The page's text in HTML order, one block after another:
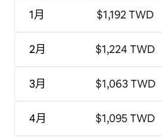
1月
2月
3月
4月
$1,192 TWD
$1,224 TWD
$1,063 TWD
$1,095 TWD